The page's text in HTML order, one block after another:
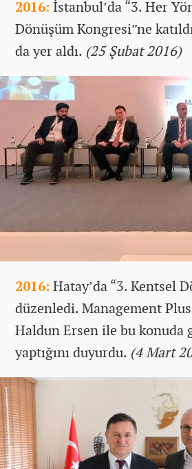
2016: İstanbul’da “3. Her
Dönüşüm Kongresi”ne
da yer aldı. (25 Şubat 2016)
2016: Hatay’da “3. Kentsel
düzenledi. Management
Haldun Ersen ile bu konuda
yaptığını duyurdu. (4 Mart